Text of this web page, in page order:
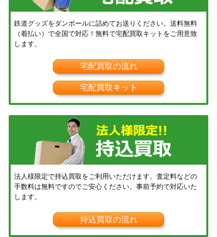
鉄道グッズをダンボールに詰めてお送りください。送料無料
（着払い）で全国で対応！無料で宅配買取キットをご用意致
します。
宅配買取の流れ
宅配買取キット
法人様限定で持込買取をご利用いただけます。査定料などの
手数料は無料ですのでご安心ください。事前予約で対応いた
します。
持込買取の流れ